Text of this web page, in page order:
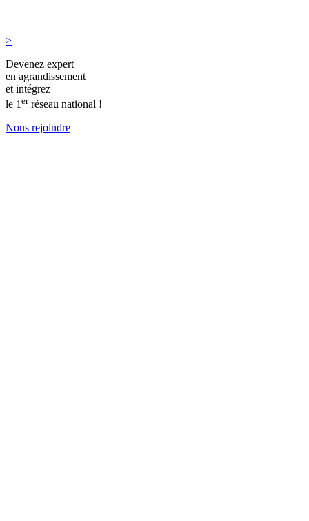
>
Devenez expert
en agrandissement
et intégrez
le 1 erréseau national !
Nous rejoindre